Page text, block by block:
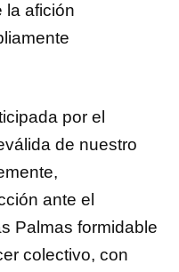
la afición
por el
de nuestro
ante el
Palmas formidable
colectivo, con